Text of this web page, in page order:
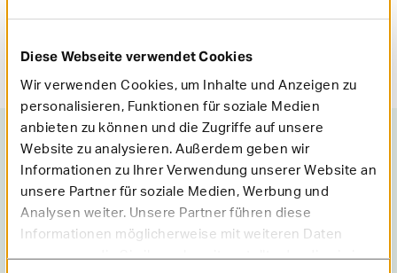
Diese Webseite verwendet Cookies
Wir verwenden Cookies, um Inhalte und Anzeigen zu
personalisieren, Funktionen für soziale Medien
anbieten zu können und die Zugriffe auf unsere
Website zu analysieren. Außerdem geben wir
Informationen zu Ihrer Verwendung unserer Website an
unsere Partner für soziale Medien, Werbung und
Analysen weiter. Unsere Partner führen diese
Informationen möglicherweise mit weiteren Daten
zusammen, die Sie ihnen bereitgestellt oder die sie im
Aktualisiert am11.02.2026
Autor: Mobil Krankenkasse
War dieser Artikel hilfreich?
0 Sterne
1 Stern
2 Sterne
3 Sterne
4 Sterne
5 Sterne
Absenden
Diesen Inhalt mit anderen teilen: